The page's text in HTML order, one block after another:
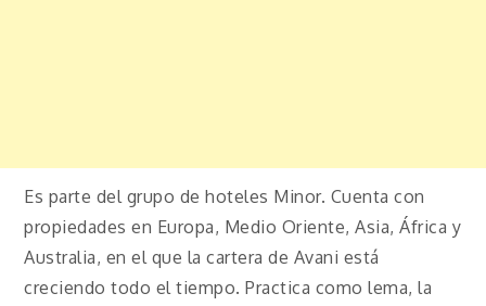
Es parte del grupo de hoteles Minor. Cuenta con
propiedades en Europa, Medio Oriente, Asia, África y
Australia, en el que la cartera de Avani está
creciendo todo el tiempo. Practica como lema, la